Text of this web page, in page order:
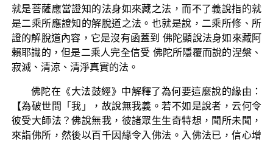
就是菩薩應當證知的法身如來藏之法，而不了義說指的就
是二乘所應證知的解脫道之法。也就是說，二乘所修、所
證的解脫道內容，它是沒有函蓋到 佛陀顯說法身如來藏阿
賴耶識的，但是二乘人完全信受 佛陀所隱覆而說的涅槃、
寂滅、清涼、清淨真實的法。
佛陀在《大法鼓經》中解釋了為何要這麼說的緣由：
【為破世間「我」，故說無我義。若不如是說者，云何令
彼受大師法？佛說無我，彼諸眾生生奇特想，聞所未聞，
來詣佛所，然後以百千因緣令入佛法。入佛法已，信心增